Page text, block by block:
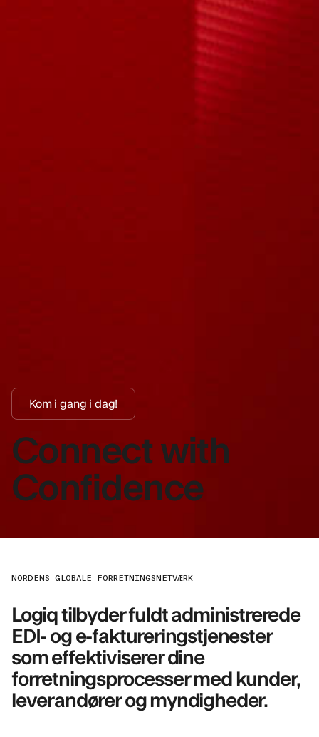
Kom i gang i dag!
Connect with
Confidence
NORDENS GLOBALE FORRETNINGSNETVÆRK
Logiq tilbyder fuldt administrerede
EDI- og e-faktureringstjenester
som effektiviserer dine
forretningsprocesser med kunder,
leverandører og myndigheder.